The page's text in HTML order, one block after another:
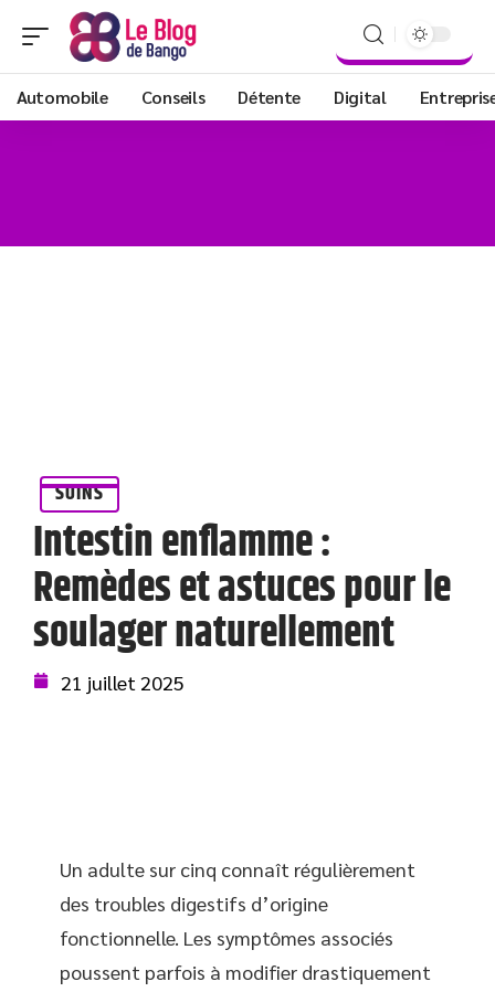
Automobile Conseils Détente Digital
SOINS
Intestin enflamme :
Remèdes et astuces pour le
soulager naturellement
21 juillet 2025
Un adulte sur cinq connaît régulièrement
des troubles digestifs d’origine
fonctionnelle. Les symptômes associés
poussent parfois à modifier drastiquement